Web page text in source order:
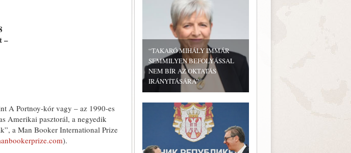
–
A Portnoy-kór vagy – az 1990-es
Amerikai pasztorál, a negyedik
a Man Booker International Prize
).
“TAKARÓ MIHÁLY IMMÁR
SEMMILYEN BEFOLYÁSSAL
NEM BÍR AZ OKTATÁS
IRÁNYÍTÁSÁRA”